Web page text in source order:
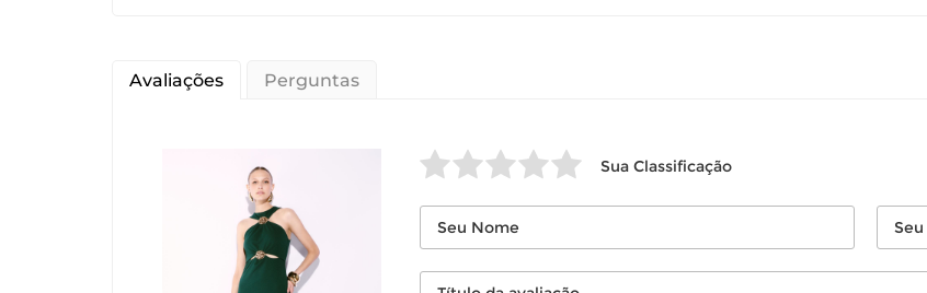
Avaliações Perguntas
Sua Classificação